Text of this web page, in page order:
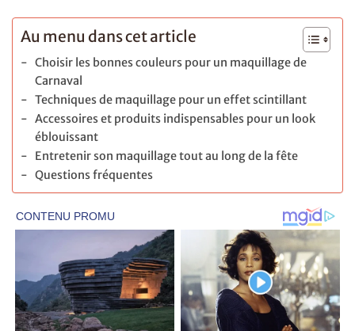
Au menu dans cet article
Choisir les bonnes couleurs pour un maquillage de
Carnaval
Techniques de maquillage pour un effet scintillant
Accessoires et produits indispensables pour un look
éblouissant
Entretenir son maquillage tout au long de la fête
Questions fréquentes